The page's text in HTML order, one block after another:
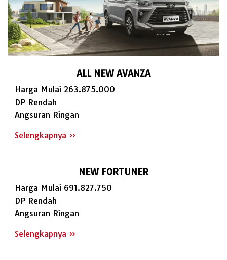
ALL NEW AVANZA
Harga Mulai 263.875.000
DP Rendah
Angsuran Ringan
Selengkapnya »
NEW FORTUNER
Harga Mulai 691.827.750
DP Rendah
Angsuran Ringan
Selengkapnya »